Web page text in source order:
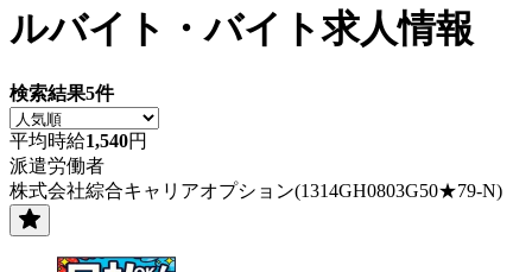
ルバイト・バイト求人情報
検索結果5件
平均時給1,540円
派遣労働者
株式会社綜合キャリアオプション(1314GH0803G50★79-N)